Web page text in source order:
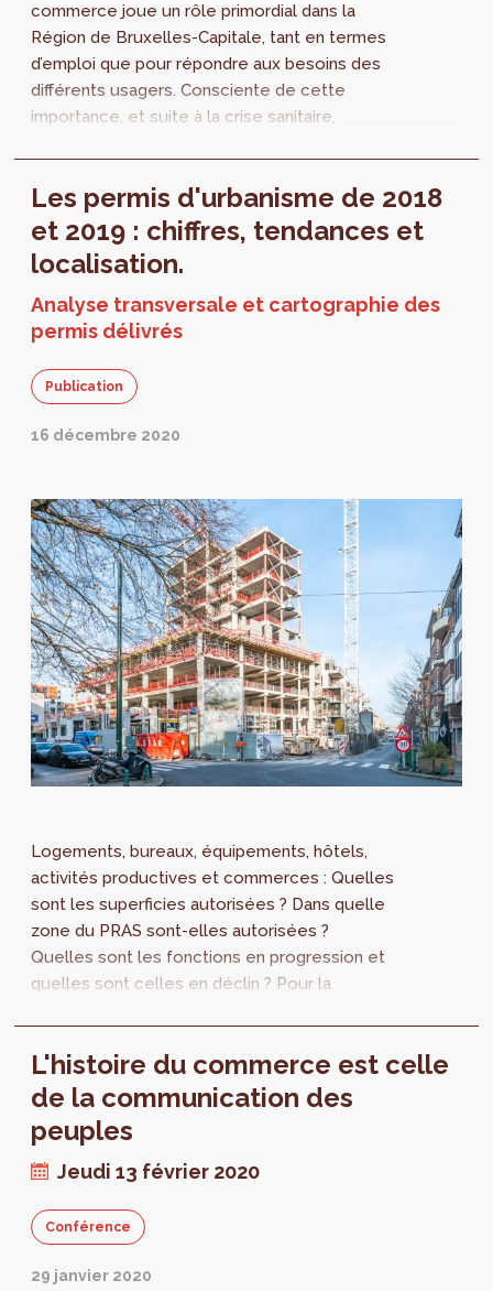
commerce joue un rôle primordial dans la
Région de Bruxelles-Capitale, tant en termes
d’emploi que pour répondre aux besoins des
différents usagers. Consciente de cette
importance, et suite à la crise sanitaire,
Région, étude ayant pour objectif de mesurer
la croissance commerciale de Bruxelles.
Cette édition analyse également la
croissance des établissements hôteliers.
Les permis d'urbanisme de 2018
et 2019 : chiffres, tendances et
localisation.
Analyse transversale et cartographie des
permis délivrés
Publication
16 décembre 2020
Logements, bureaux, équipements, hôtels,
activités productives et commerces : Quelles
sont les superficies autorisées ? Dans quelle
zone du PRAS sont-elles autorisées ?
Quelles sont les fonctions en progression et
quelles sont celles en déclin ? Pour la
l’ensemble des permis d’urbanisme autorisés
en 2018 et 2019.
L'histoire du commerce est celle
de la communication des
peuples
Jeudi 13 février 2020
Conférence
29 janvier 2020